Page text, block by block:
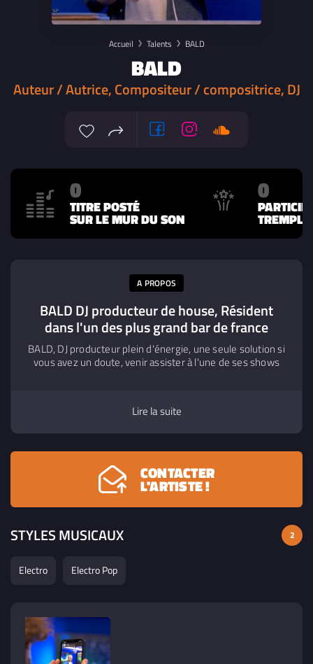
Accueil Talents BALD
BALD
Auteur / Autrice, Compositeur / compositrice, DJ
0
TITRE POSTÉ
SUR LE MUR DU SON
0
A PROPOS
BALD DJ producteur de house, Résident
dans l'un des plus grand bar de france
BALD, DJ producteur plein d'énergie, une seule solution si
vous avez un doute, venir assister à l'une de ses shows
Lire la suite
CONTACTER
L'ARTISTE !
STYLES MUSICAUX 2
Electro Electro Pop